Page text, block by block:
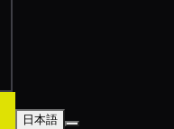
日本語